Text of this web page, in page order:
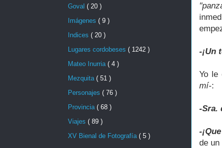
-¡Un
Yo le
mí-:
-Sra.
-
de
Goval ( 20 )
Imágenes ( 9 )
Indices ( 20 )
Lugares cordobeses ( 1242 )
Mateo Inurria ( 4 )
Mezquita ( 51 )
Personajes ( 76 )
Provincia ( 68 )
Viajes ( 89 )
XV Bienal de Fotografía ( 5 )